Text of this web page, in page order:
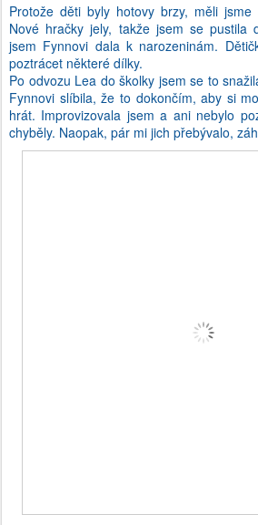
Protože děti byly hotovy brzy, měli
Nové hračky jely, takže jsem se pustila
jsem Fynnovi dala k narozeninám.
poztrácet některé dílky.
Po odvozu Lea do školky jsem se to
Fynnovi slíbila, že to dokončím, aby si
hrát. Improvizovala jsem a ani nebylo
chyběly. Naopak, pár mi jich přebývalo,